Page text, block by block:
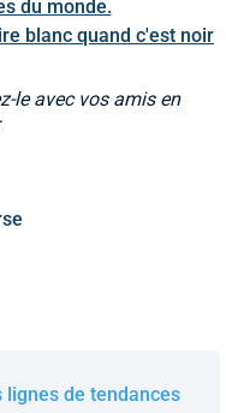
du monde.
blanc quand c'est noir
le avec vos amis en
lignes de tendances